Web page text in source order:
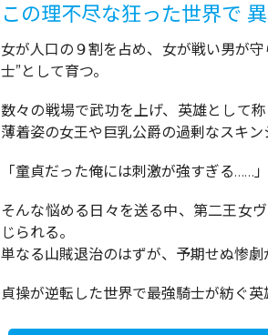
この理不尽な狂った世界で
女が人口の９割を占め、女が戦い男が
士”として育つ。
数々の戦場で武功を上げ、英雄として
薄着姿の女王や巨乳公爵の過剰なスキン
「童貞だった俺には刺激が強すぎる……」
そんな悩める日々を送る中、第二王女
じられる。
単なる山賊退治のはずが、予期せぬ惨劇
貞操が逆転した世界で最強騎士が紡ぐ英